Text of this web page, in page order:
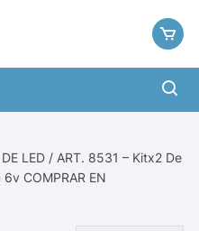
LED / ART. 8531 – Kitx2 De
COMPRAR EN